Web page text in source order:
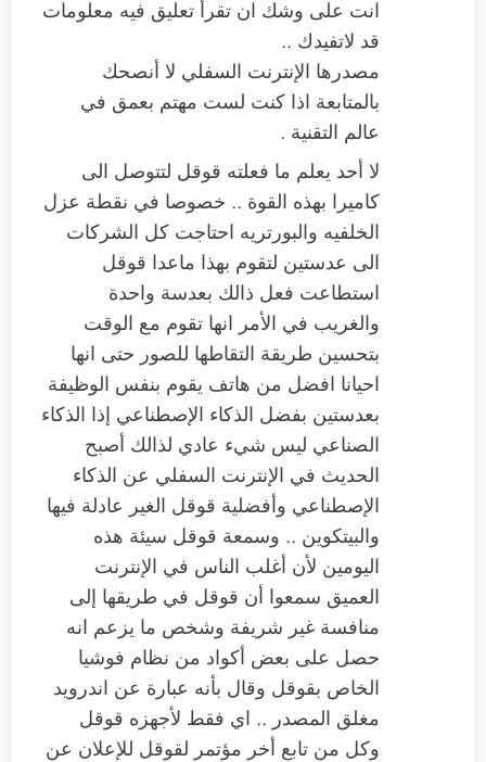
انت على وشك ان تقرأ تعليق فيه معلومات
قد لاتفيدك ..
مصدرها الإنترنت السفلي لا أنصحك
بالمتابعة اذا كنت لست مهتم بعمق في
عالم التقنية .
لا أحد يعلم ما فعلته قوقل لتتوصل الى
كاميرا بهذه القوة .. خصوصا في نقطة عزل
الخلفيه والبورتريه احتاجت كل الشركات
الى عدستين لتقوم بهذا ماعدا قوقل
استطاعت فعل ذالك بعدسة واحدة
والغريب في الأمر انها تقوم مع الوقت
بتحسين طريقة التقاطها للصور حتى انها
احيانا افضل من هاتف يقوم بنفس الوظيفة
بعدستين بفضل الذكاء الإصطناعي إذا الذكاء
الصناعي ليس شيء عادي لذالك أصبح
الحديث في الإنترنت السفلي عن الذكاء
الإصطناعي وأفضلية قوقل الغير عادلة فيها
والبيتكوين .. وسمعة قوقل سيئة هذه
اليومين لأن أغلب الناس في الإنترنت
العميق سمعوا أن قوقل في طريقها إلى
منافسة غير شريفة وشخص ما يزعم انه
حصل على بعض أكواد من نظام فوشيا
الخاص بقوقل وقال بأنه عبارة عن اندرويد
مغلق المصدر .. اي فقط لأجهزه قوقل
وكل من تابع أخر مؤتمر لقوقل للإعلان عن